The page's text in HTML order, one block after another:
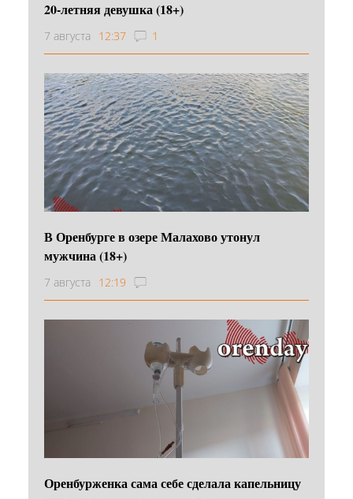
20-летняя девушка (18+)
7 августа 12:37 1
В Оренбурге в озере Малахово утонул
мужчина (18+)
7 августа 12:19
Оренбурженка сама себе сделала капельницу